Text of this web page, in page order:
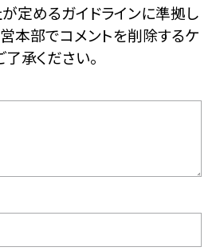
定めるガイドラインに準拠し
本部でコメントを削除するケ
承ください。